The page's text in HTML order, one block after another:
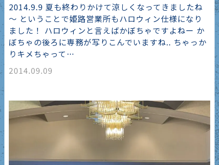
2014.9.9 夏も終わりかけて涼しくなってきましたね
～ ということで姫路営業所もハロウィン仕様になり
ました！ ハロウィンと言えばかぼちゃですよねー か
ぼちゃの後ろに専務が写りこんでいますね.. ちゃっか
りキメちゃって…
2014.09.09